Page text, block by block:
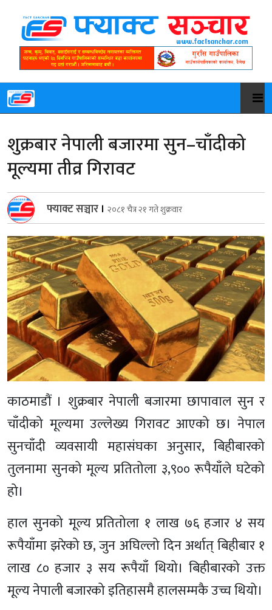
शुक्रबार नेपाली बजारमा सुन–चाँदीको
मूल्यमा तीव्र गिरावट
फ्याक्ट सञ्चार । २०८१ चैत्र २१ गते शुक्रवार
काठमाडौं । शुक्रबार नेपाली बजारमा छापावाल सुन र
चाँदीको मूल्यमा उल्लेख्य गिरावट आएको छ। नेपाल
सुनचाँदी व्यवसायी महासंघका अनुसार, बिहीबारको
तुलनामा सुनको मूल्य प्रतितोला ३,९०० रूपैयाँले घटेको
हो।
हाल सुनको मूल्य प्रतितोला १ लाख ७६ हजार ४ सय
रूपैयाँमा झरेको छ, जुन अघिल्लो दिन अर्थात् बिहीबार १
लाख ८० हजार ३ सय रूपैयाँ थियो। बिहीबारको उक्त
मूल्य नेपाली बजारको इतिहासमै हालसम्मकै उच्च थियो।